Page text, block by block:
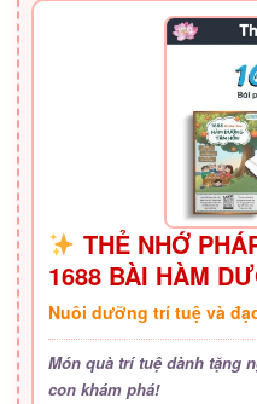
THẺ NHỚ
1688 BÀI HÀM
Nuôi dưỡng trí tuệ và
Món quà trí tuệ dành tặng
con khám phá!